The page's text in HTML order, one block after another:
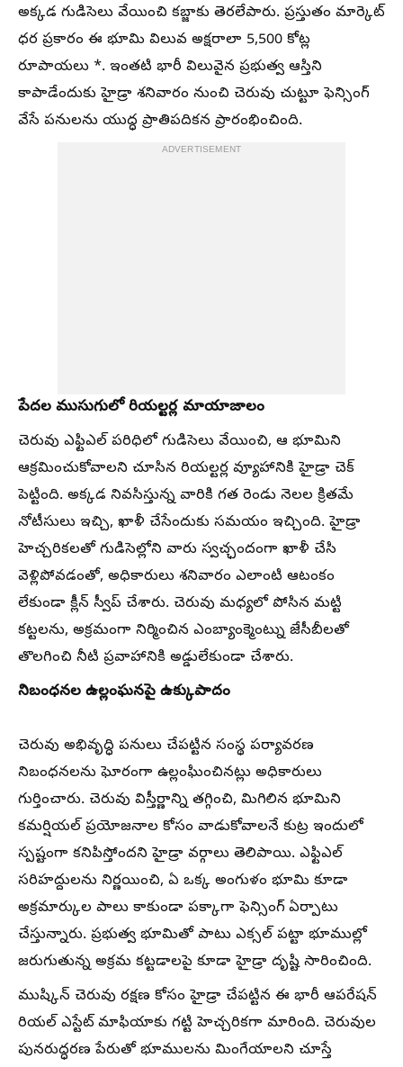
అక్కడ గుడిసెలు వేయించి కబ్జాకు తెరలేపారు. ప్రస్తుతం మార్కెట్
ధర ప్రకారం ఈ భూమి విలువ అక్షరాలా 5,500 కోట్ల
రూపాయలు *. ఇంతటి భారీ విలువైన ప్రభుత్వ ఆస్తిని
కాపాడేందుకు హైడ్రా శనివారం నుంచి చెరువు చుట్టూ ఫెన్సింగ్
వేసే పనులను యుద్ధ ప్రాతిపదికన ప్రారంభించింది.
ADVERTISEMENT
పేదల ముసుగులో రియల్టర్ల మాయాజాలం
చెరువు ఎఫ్టిఎల్ పరిధిలో గుడిసెలు వేయించి, ఆ భూమిని
ఆక్రమించుకోవాలని చూసిన రియల్టర్ల వ్యూహానికి హైడ్రా చెక్
పెట్టింది. అక్కడ నివసిస్తున్న వారికి గత రెండు నెలల క్రితమే
నోటీసులు ఇచ్చి, ఖాళీ చేసేందుకు సమయం ఇచ్చింది. హైడ్రా
హెచ్చరికలతో గుడిసెల్లోని వారు స్వచ్ఛందంగా ఖాళీ చేసి
వెళ్లిపోవడంతో, అధికారులు శనివారం ఎలాంటి ఆటంకం
లేకుండా క్లీన్ స్వీప్ చేశారు. చెరువు మధ్యలో పోసిన మట్టి
కట్టలను, అక్రమంగా నిర్మించిన ఎంబ్యాంక్మెంట్ను జేసీబీలతో
తొలగించి నీటి ప్రవాహానికి అడ్డులేకుండా చేశారు.
నిబంధనల ఉల్లంఘనపై ఉక్కుపాదం
చెరువు అభివృద్ధి పనులు చేపట్టిన సంస్థ పర్యావరణ
నిబంధనలను ఘోరంగా ఉల్లంఘించినట్లు అధికారులు
గుర్తించారు. చెరువు విస్తీర్ణాన్ని తగ్గించి, మిగిలిన భూమిని
కమర్షియల్ ప్రయోజనాల కోసం వాడుకోవాలనే కుట్ర ఇందులో
స్పష్టంగా కనిపిస్తోందని హైడ్రా వర్గాలు తెలిపాయి. ఎఫ్టిఎల్
సరిహద్దులను నిర్ణయించి, ఏ ఒక్క అంగుళం భూమి కూడా
అక్రమార్కుల పాలు కాకుండా పక్కాగా ఫెన్సింగ్ ఏర్పాటు
చేస్తున్నారు. ప్రభుత్వ భూమితో పాటు ఎక్సల్ పట్టా భూముల్లో
జరుగుతున్న అక్రమ కట్టడాలపై కూడా హైడ్రా దృష్టి సారించింది.
ముష్కిన్ చెరువు రక్షణ కోసం హైడ్రా చేపట్టిన ఈ భారీ ఆపరేషన్
రియల్ ఎస్టేట్ మాఫియాకు గట్టి హెచ్చరికగా మారింది. చెరువుల
పునరుద్ధరణ పేరుతో భూములను మింగేయాలని చూస్తే